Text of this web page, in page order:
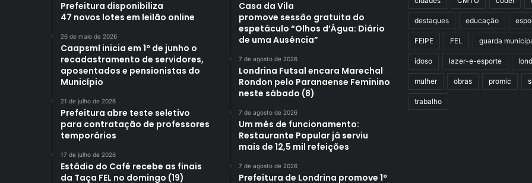
Prefeitura disponibiliza
47 novos lotes em leilão online
26 de maio de 2026
Caapsml inicia em 1º de junho o
recadastramento de servidores,
aposentados e pensionistas do
Município
21 de julho de 2026
Prefeitura abre teste seletivo
para contratação de professores
temporários
17 de julho de 2026
Estádio do Café recebe as finais
da Taça FEL no domingo (19)
Casa da Vila
promove sessão gratuita do
espetáculo “Olhos d’Água: Diário
de uma Ausência”
7 de agosto de 2026
Londrina Futsal encara Marechal
Rondon pelo Paranaense Feminino
neste sábado (8)
7 de agosto de 2026
Um mês de funcionamento:
Restaurante Popular já serviu
mais de 12,5 mil refeições
7 de agosto de 2026
Prefeitura de Londrina promove 1º
destaques educação
FEIPE FEL guarda
idoso lazer-e-esporte
mulher obras promic
trabalho